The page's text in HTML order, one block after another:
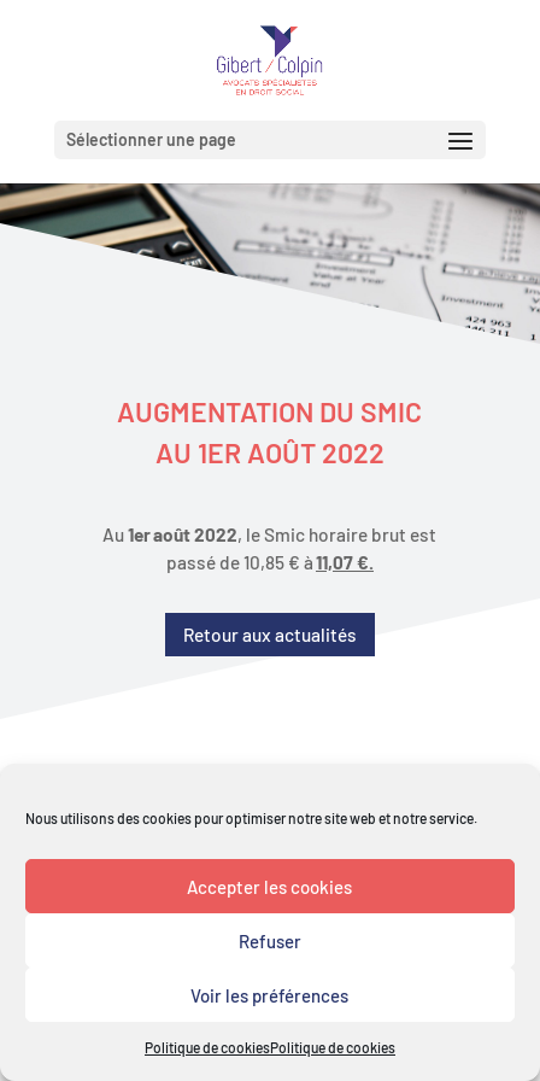
Nous utilisons des cookies pour optimiser notre site web et notre service.
Accepter les cookies
Refuser
Voir les préférences
Politique de cookiesPolitique de cookies
Sélectionner une page
AUGMENTATION DU SMIC
AU 1ER AOÛT 2022
Au1er août 2022, le Smic horaire brut est
passé de 10,85 € à11,07 €.
Retour aux actualités
Copyright© 2021 All Right Reserved - Design par
Smallstories ©-Mentions légales-Cookies : Politique de
confidentialité